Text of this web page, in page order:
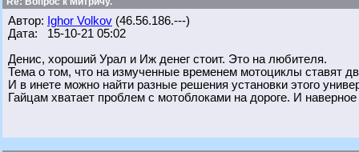
Автор: Ighor Volkov (46.56.186.---)
Дата: 15-10-21 05:02
Денис, хороший Урал и Иж денег стоит. Это на любителя.
Тема о том, что на измученные временем мотоциклы ставят
И в инете можно найти разные решения установки этого
Гайцам хватает проблем с мотоблоками на дороге. И